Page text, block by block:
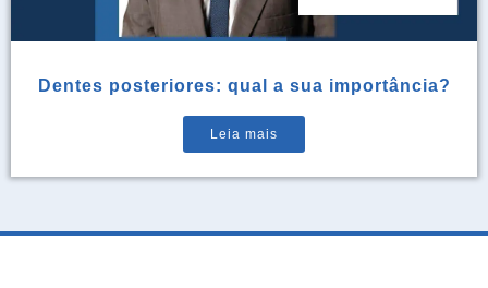
Dentes posteriores: qual a sua importância?
Leia mais